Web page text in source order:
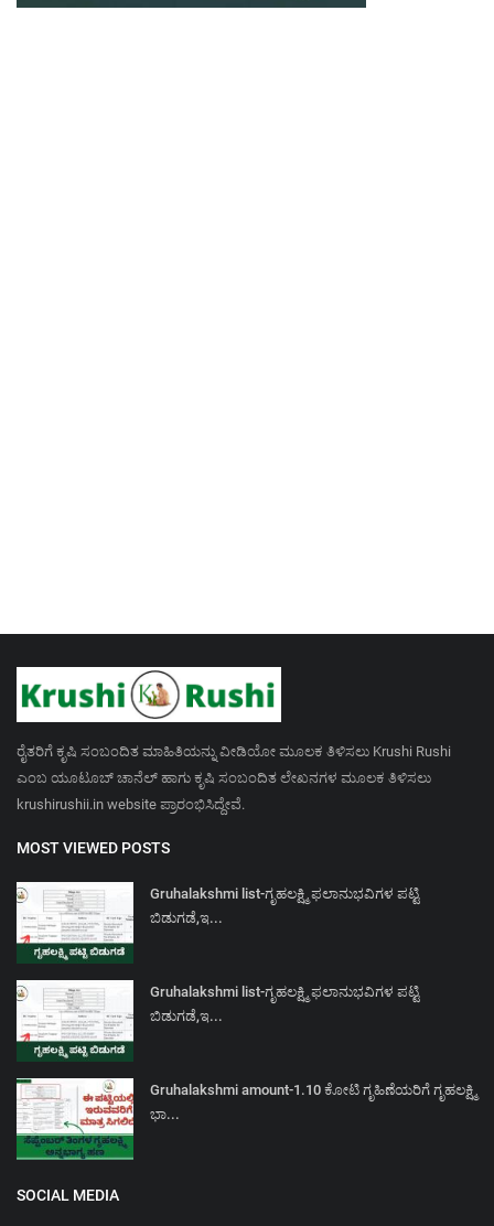
ರೈತರಿಗೆ ಕೃಷಿ ಸಂಬಂದಿತ ಮಾಹಿತಿಯನ್ನು ವೀಡಿಯೋ ಮೂಲಕ ತಿಳಿಸಲು Krushi Rushi
ಎಂಬ ಯೂಟೂಬ್ ಚಾನೆಲ್ ಹಾಗು ಕೃಷಿ ಸಂಬಂದಿತ ಲೇಖನಗಳ ಮೂಲಕ ತಿಳಿಸಲು
krushirushii.in website ಪ್ರಾರಂಭಿಸಿದ್ದೇವೆ.
MOST VIEWED POSTS
Gruhalakshmi list-ಗೃಹಲಕ್ಷ್ಮಿ ಫಲಾನುಭವಿಗಳ ಪಟ್ಟಿ
ಬಿಡುಗಡೆ,ಇ...
Gruhalakshmi list-ಗೃಹಲಕ್ಷ್ಮಿ ಫಲಾನುಭವಿಗಳ ಪಟ್ಟಿ
ಬಿಡುಗಡೆ,ಇ...
Gruhalakshmi amount-1.10 ಕೋಟಿ ಗೃಹಿಣೆಯರಿಗೆ ಗೃಹಲಕ್ಷ್ಮಿ
ಭಾ...
SOCIAL MEDIA